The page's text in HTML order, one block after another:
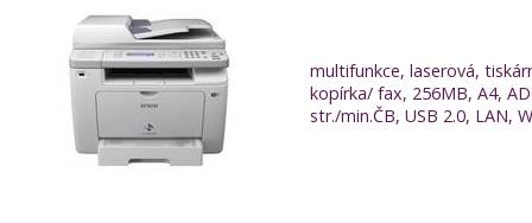
multifunkce, laserová,
kopírka/ fax, 256MB, A4,
str./min.ČB, USB 2.0, LAN,